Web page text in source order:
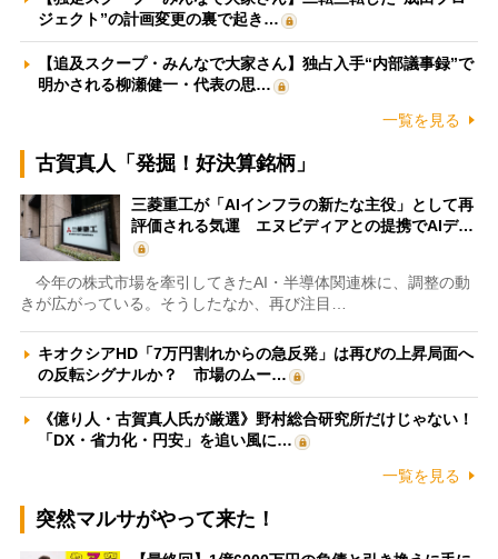
ジェクト”の計画変更の裏で起き…
【追及スクープ・みんなで大家さん】独占入手“内部議事録”で
明かされる柳瀬健一・代表の思…
一覧を見る
古賀真人「発掘！好決算銘柄」
三菱重工が「AIインフラの新たな主役」として再
評価される気運 エヌビディアとの提携でAIデ…
今年の株式市場を牽引してきたAI・半導体関連株に、調整の動
きが広がっている。そうしたなか、再び注目…
キオクシアHD「7万円割れからの急反発」は再びの上昇局面へ
の反転シグナルか？ 市場のムー…
《億り人・古賀真人氏が厳選》野村総合研究所だけじゃない！
「DX・省力化・円安」を追い風に…
一覧を見る
突然マルサがやって来た！